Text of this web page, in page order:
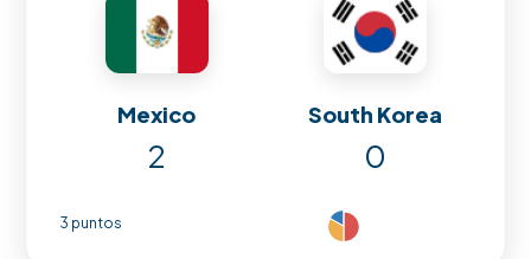
Mexico South Korea
2 0
3 puntos